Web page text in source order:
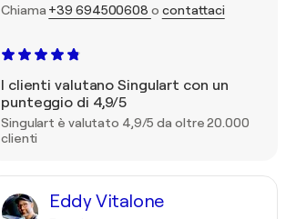
Chiama +39 694500608 o contattaci
I clienti valutano Singulart con un
punteggio di 4,9/5
Singulart è valutato 4,9/5 da oltre 20.000
clienti
Eddy Vitalone